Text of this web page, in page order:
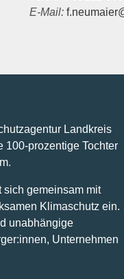
E-Mail:
Landkreis
100-prozentige Tochter
sich gemeinsam mit
Klimaschutz ein.
unabhängige
Unternehmen